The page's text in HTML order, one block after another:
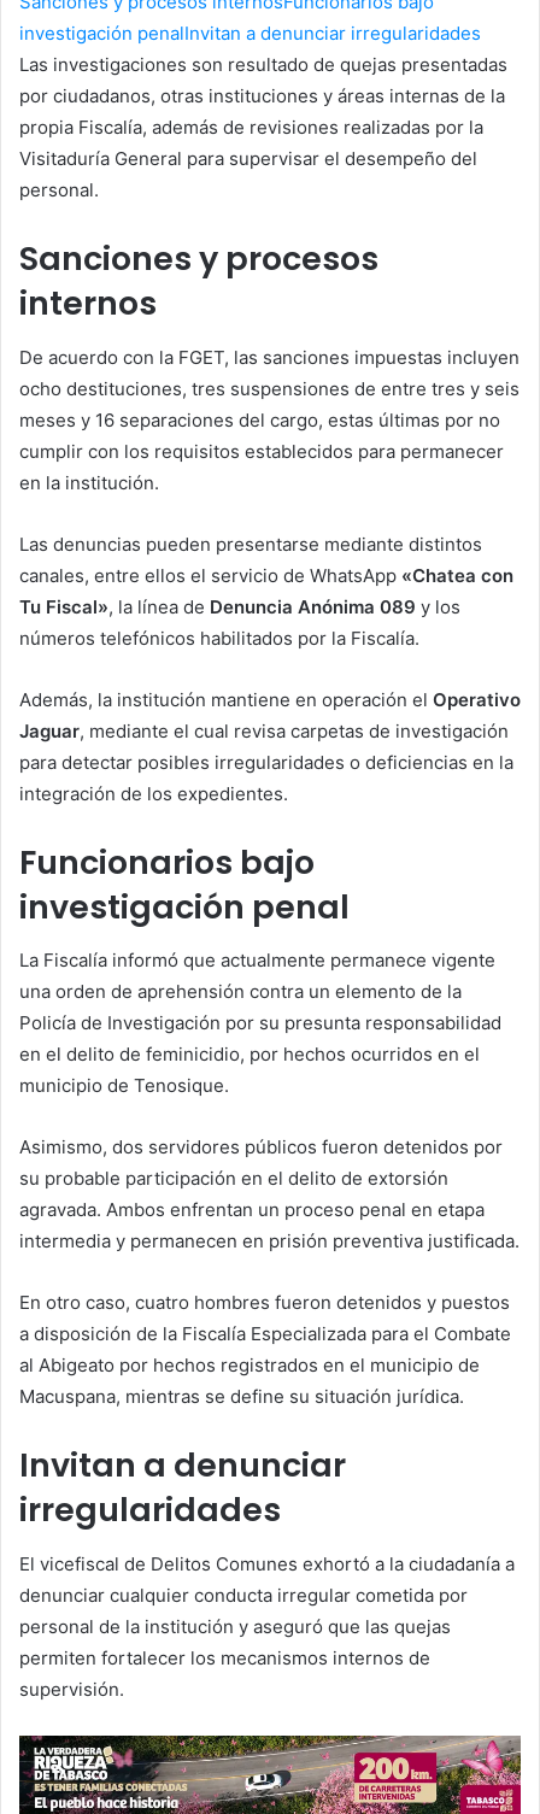
investigación penalInvitan a denunciar irregularidades
Las investigaciones son resultado de quejas presentadas
por ciudadanos, otras instituciones y áreas internas de la
propia Fiscalía, además de revisiones realizadas por la
Visitaduría General para supervisar el desempeño del
personal.
Sanciones y procesos
internos
De acuerdo con la FGET, las sanciones impuestas incluyen
ocho destituciones, tres suspensiones de entre tres y seis
meses y 16 separaciones del cargo, estas últimas por no
cumplir con los requisitos establecidos para permanecer
en la institución.
Las denuncias pueden presentarse mediante distintos
canales, entre ellos el servicio de WhatsApp «Chatea con
Tu Fiscal», la línea de Denuncia Anónima 089 y los
números telefónicos habilitados por la Fiscalía.
Además, la institución mantiene en operación el Operativo
Jaguar, mediante el cual revisa carpetas de investigación
para detectar posibles irregularidades o deficiencias en la
integración de los expedientes.
Funcionarios bajo
investigación penal
La Fiscalía informó que actualmente permanece vigente
una orden de aprehensión contra un elemento de la
Policía de Investigación por su presunta responsabilidad
en el delito de feminicidio, por hechos ocurridos en el
municipio de Tenosique.
Asimismo, dos servidores públicos fueron detenidos por
su probable participación en el delito de extorsión
agravada. Ambos enfrentan un proceso penal en etapa
intermedia y permanecen en prisión preventiva justificada.
En otro caso, cuatro hombres fueron detenidos y puestos
a disposición de la Fiscalía Especializada para el Combate
al Abigeato por hechos registrados en el municipio de
Macuspana, mientras se define su situación jurídica.
Invitan a denunciar
irregularidades
El vicefiscal de Delitos Comunes exhortó a la ciudadanía a
denunciar cualquier conducta irregular cometida por
personal de la institución y aseguró que las quejas
permiten fortalecer los mecanismos internos de
supervisión.